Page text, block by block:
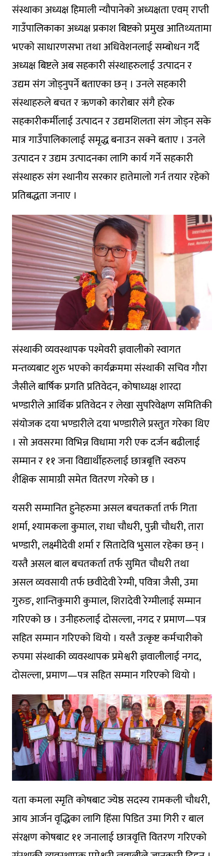
संस्थाका अध्यक्ष हिमाली न्यौपानेको अध्यक्षता एवम् राप्ती
गाउँपालिकाका अध्यक्ष प्रकाश बिष्टको प्रमुख आतिथ्यतामा
भएको साधारणसभा तथा अधिवेशनलाई सम्बोधन गर्दै
अध्यक्ष बिष्टले अब सहकारी संस्थाहरुलाई उत्पादन र
उद्यम संग जोड्नुपर्ने बताएका छन् । उनले सहकारी
संस्थाहरुले बचत र ऋणको कारोबार संगै हरेक
सहकारीकर्मीलाई उत्पादन र उद्यमशिलता संग जोड्न सके
मात्र गाउँपालिकालाई समृद्ध बनाउन सक्ने बताए । उनले
उत्पादन र उद्यम उत्पादनका लागि कार्य गर्ने सहकारी
संस्थाहरु संग स्थानीय सरकार हातेमालो गर्न तयार रहेको
प्रतिबद्धता जनाए ।
संस्थाकी व्यवस्थापक पश्मेवरी ज्ञवालीको स्वागत
मन्तव्यबाट शुरु भएको कार्यक्रममा संस्थाकी सचिव गौरा
जैसीले बार्षिक प्रगति प्रतिवेदन, कोषाध्यक्ष शारदा
भण्डारीले आर्थिक प्रतिवेदन र लेखा सुपरिवेक्षण समितिकी
संयोजक दया भण्डारीले दया भण्डारीले प्रस्तुत गरेका थिए
। सो अवसरमा विभिन्न विधामा गरी एक दर्जन बढीलाई
सम्मान र ११ जना विद्यार्थीहरुलाई छात्रबृत्ति स्वरुप
शैक्षिक सामाग्री समेत वितरण गरेको छ ।
यसरी सम्मानित हुनेहरुमा असल बचतकर्ता तर्फ गिता
शर्मा, श्यामकला कुमाल, राधा चौधरी, पुन्नी चौधरी, तारा
भण्डारी, लक्ष्मीदेवी शर्मा र सितादेवि भुसाल रहेका छन् ।
यस्तै असल बाल बचतकर्ता तर्फ सुमित चौधरी तथा
असल व्यवसायी तर्फ छवीदेवी रेग्मी, पवित्रा जैसी, उमा
गुरुङ, शान्तिकुमारी कुमाल, शिरादेवी रेग्मीलाई सम्मान
गरिएको छ । उनीहरुलाई दोसल्ला, नगद र प्रमाण—पत्र
सहित सम्मान गरिएको थियो । यस्तै उत्कृष्ट कर्मचारीको
रुपमा संस्थाकी व्यवस्थापक प्रमेश्वरी ज्ञवालीलाई नगद,
दोसल्ला, प्रमाण—पत्र सहित सम्मान गरिएको थियो ।
यता कमला स्मृति कोषबाट ज्येष्ठ सदस्य रामकली चौधरी,
आय आर्जन वृद्धिका लागि हिंसा पिडित उमा गिरी र बाल
संरक्षण कोषबाट ११ जनालाई छात्रवृत्ति वितरण गरिएको